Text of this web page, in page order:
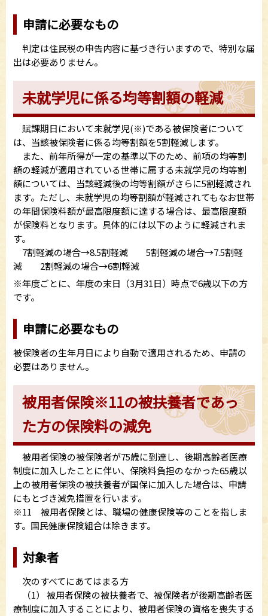
申請に必要なもの
判定は住民税の申告内容に基づき行いますので、特別な届
出は必要ありません。
未就学児に係る均等割額の軽減
賦課期日において未就学児(※)である被保険者について
は、当該被保険者に係る均等割額を5割軽減します。
また、前年所得が一定の基準以下のため、前項の均等割
額の軽減が適用されている世帯に属する未就学児の均等割
額については、当該軽減後の均等割額がさらに5割軽減され
ます。ただし、未就学児の均等割額が軽減されてもなお世帯
の年間保険料額が最高限度額に達する場合は、最高限度額
が保険料となります。具体的には以下のように軽減されま
す。
7割軽減の場合→8.5割軽減 5割軽減の場合→7.5割軽
減 2割軽減の場合→6割軽減
※年度ごとに、年度の末日（3月31日）時点で6歳以下の方
です。
申請に必要なもの
被保険者の生年月日により自動で適用されるため、申請の
必要はありません。
被用者保険※11の被扶養者であっ
た方の保険料の減免
被用者保険の被保険者が75歳に到達し、後期高齢者医療
制度に加入したことに伴い、保険料負担のなかった65歳以
上の被用者保険の被扶養者が国保に加入した場合は、申請
にもとづき減免措置を行います。
※11 被用者保険とは、職場の健康保険等のことを指しま
す。国民健康保険組合は除きます。
対象者
次のすべてにあてはまる方
（1） 被用者保険の被扶養者で、被保険者が後期高齢者医
療制度に加入することにより、被用者保険の資格を喪失する